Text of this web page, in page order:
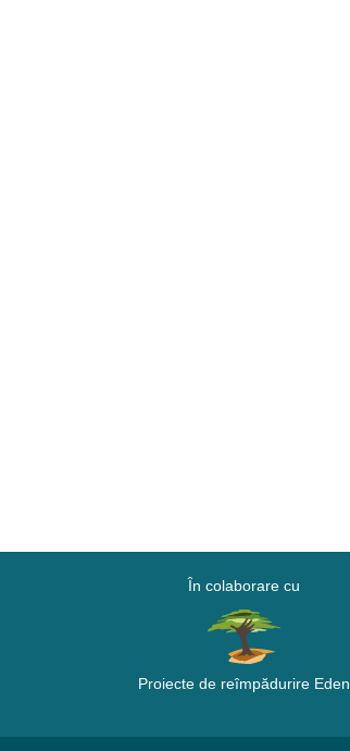
În colaborare cu
Proiecte de reîmpădurire Eden